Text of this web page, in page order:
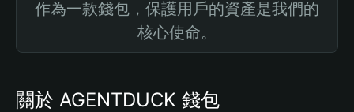
作為一款錢包，保護用戶的資產是我們的
核心使命。
關於 AGENTDUCK 錢包